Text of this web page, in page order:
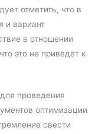
отметить, что в
и вариант
в отношении
это не приведет к
проведения
оптимизации
свести